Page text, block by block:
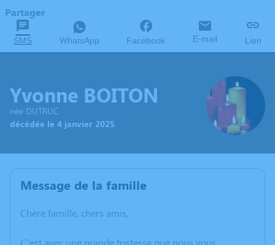
Partager
SMS WhatsApp Facebook E-mail Lien
Yvonne BOITON
née DUTRUC
décédée le 4 janvier 2025
Message de la famille
Chère famille, chers amis,
C’est avec une grande tristesse que nous vous